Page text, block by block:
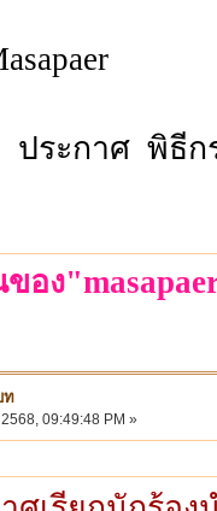
ระกาศ พิธีก
อง
ท
09:49:48 PM »